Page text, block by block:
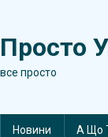
content
Просто
все просто
Новини А Що